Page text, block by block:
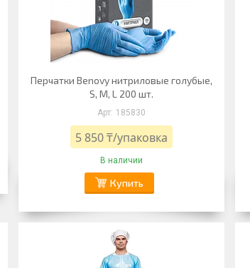
Перчатки Benovy нитриловые голубые,
S, M, L 200 шт.
185830
5 850 ₸/упаковка
В наличии
Купить